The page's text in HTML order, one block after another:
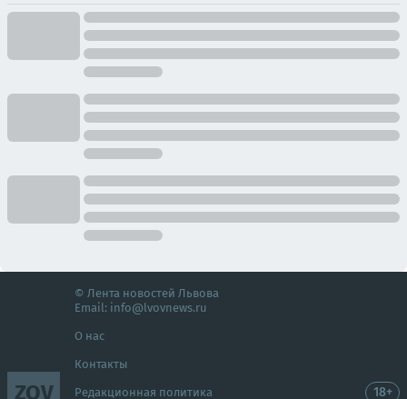
ZOV
© Лента новостей Львова
Email: info@lvovnews.ru
О нас
Контакты
Редакционная политика 18+